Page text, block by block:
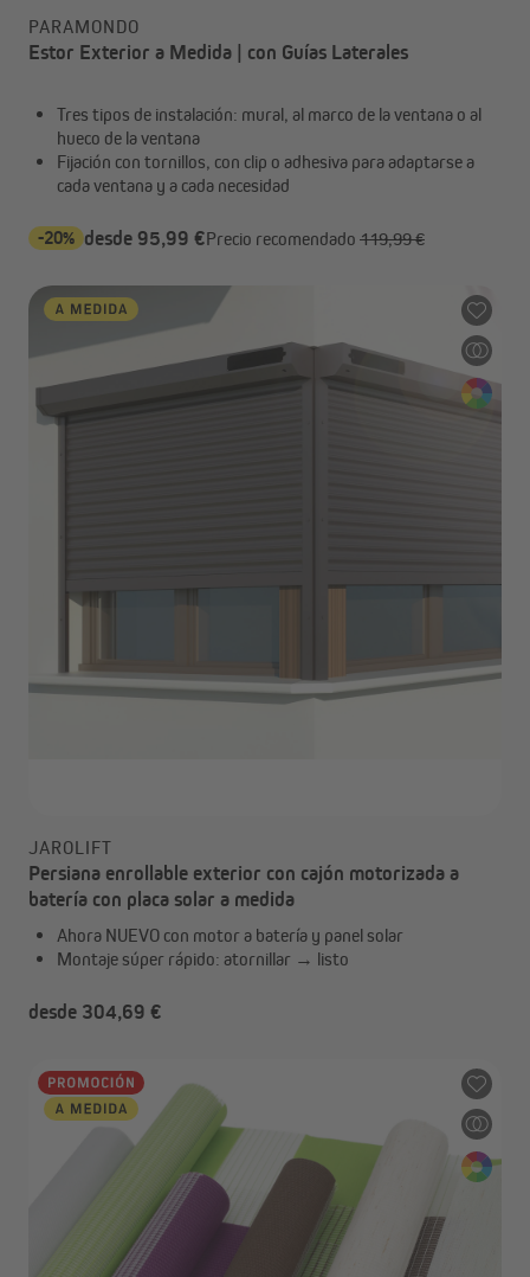
PARAMONDO
Estor Exterior a Medida | con Guías Laterales
Tres tipos de instalación: mural, al marco de la ventana o al
hueco de la ventana
Fijación con tornillos, con clip o adhesiva para adaptarse a
cada ventana y a cada necesidad
-20% desde 95,99 €Precio recomendado 119,99 €
JAROLIFT
Persiana enrollable exterior con cajón motorizada a
batería con placa solar a medida
Ahora NUEVO con motor a batería y panel solar
Montaje súper rápido: atornillar → listo
desde 304,69 €